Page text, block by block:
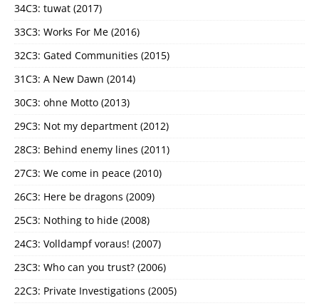
34C3: tuwat (2017)
33C3: Works For Me (2016)
32C3: Gated Communities (2015)
31C3: A New Dawn (2014)
30C3: ohne Motto (2013)
29C3: Not my department (2012)
28C3: Behind enemy lines (2011)
27C3: We come in peace (2010)
26C3: Here be dragons (2009)
25C3: Nothing to hide (2008)
24C3: Volldampf voraus! (2007)
23C3: Who can you trust? (2006)
22C3: Private Investigations (2005)